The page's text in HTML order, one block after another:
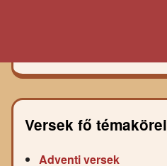
Versek fő témakörei
Adventi versek